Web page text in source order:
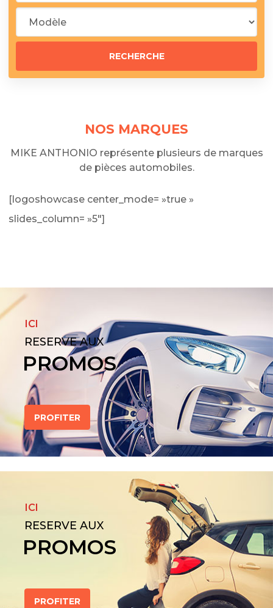
NOS MARQUES
MIKE ANTHONIO représente plusieurs de marques
de pièces automobiles.
[logoshowcase center_mode= »true »
slides_column= »5″]
ICI
RESERVE AUX
PROMOS
PROFITER
ICI
RESERVE AUX
PROMOS
PROFITER